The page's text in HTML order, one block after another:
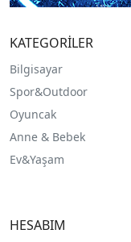
KATEGORİLER
Bilgisayar
Spor&Outdoor
Oyuncak
Anne & Bebek
Ev&Yaşam
HESABIM